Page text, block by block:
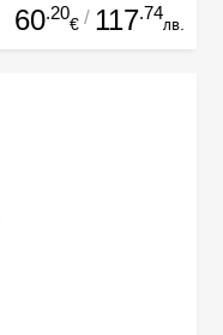
60.20
€ / 117.74
лв.